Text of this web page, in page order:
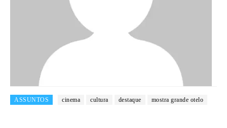
ASSUNTOS cinema cultura destaque mostra grande otelo